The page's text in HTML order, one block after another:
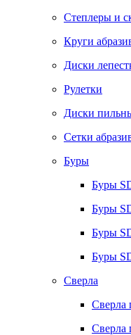
Степлеры и
Круги
Диски
Рулетки
Диски
Сетки
Буры
Буры
Буры
Буры
Буры
Сверла
Сверла
Сверла